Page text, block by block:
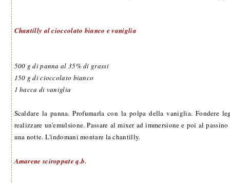
Chantilly al cioccolato bianco e vaniglia
500 g di panna al 35% di grassi
150 g di cioccolato bianco
1 bacca di vaniglia
Scaldare la panna. Profumarla con la polpa della vaniglia. Fondere
realizzare un'emulsione. Passare al mixer ad immersione e poi al
una notte. L'indomani montare la chantilly.
Amarene sciroppate q.b.